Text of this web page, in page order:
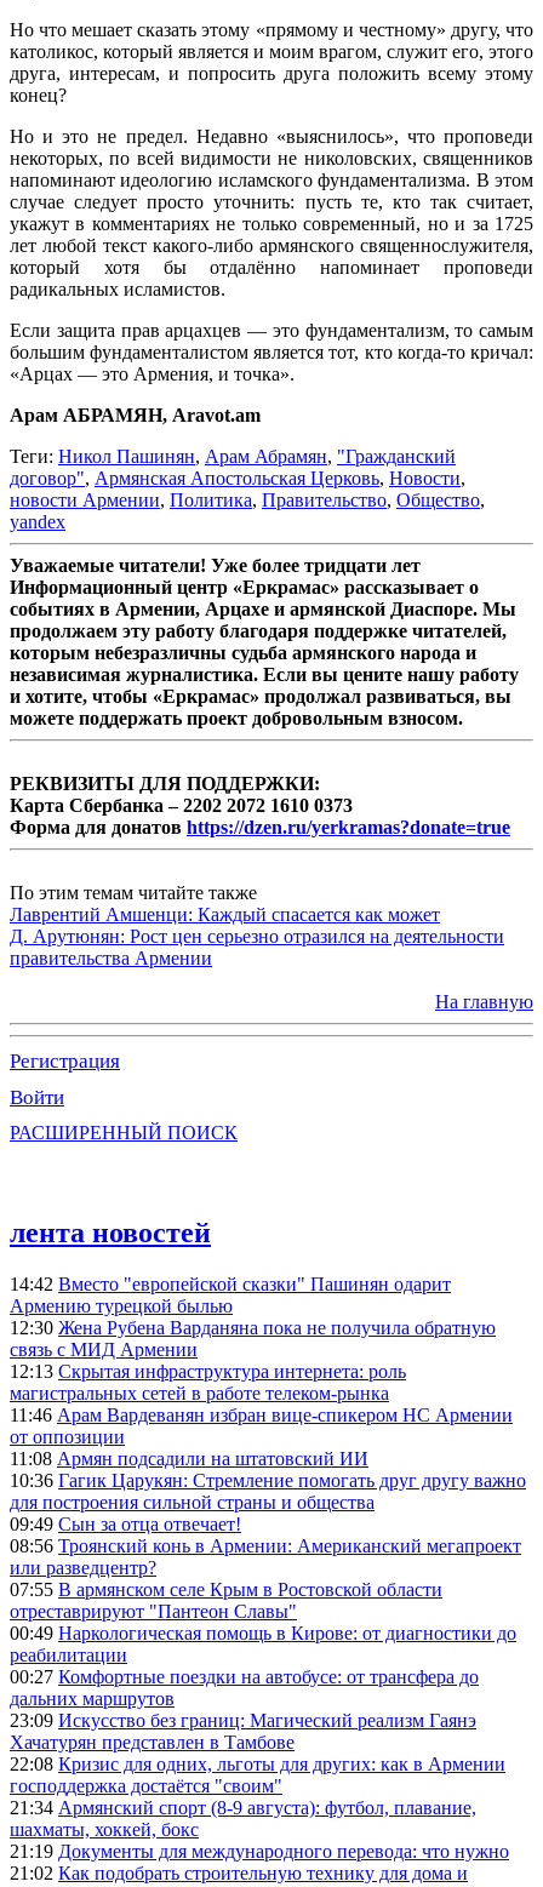
Но что мешает сказать этому «прямому и честному» другу, что
католикос, который является и моим врагом, служит его, этого
друга, интересам, и попросить друга положить всему этому
конец?
Но и это не предел. Недавно «выяснилось», что проповеди
некоторых, по всей видимости не николовских, священников
напоминают идеологию исламского фундаментализма. В этом
случае следует просто уточнить: пусть те, кто так считает,
укажут в комментариях не только современный, но и за 1725
лет любой текст какого-либо армянского священнослужителя,
который хотя бы отдалённо напоминает проповеди
радикальных исламистов.
Если защита прав арцахцев — это фундаментализм, то самым
большим фундаменталистом является тот, кто когда-то кричал:
«Арцах — это Армения, и точка».
Арам АБРАМЯН, Aravot.am
Теги: Никол Пашинян, Арам Абрамян, "Гражданский
договор", Армянская Апостольская Церковь, Новости,
новости Армении, Политика, Правительство, Общество,
yandex
Уважаемые читатели! Уже более тридцати лет
Информационный центр «Еркрамас» рассказывает о
событиях в Армении, Арцахе и армянской Диаспоре. Мы
продолжаем эту работу благодаря поддержке читателей,
которым небезразличны судьба армянского народа и
независимая журналистика. Если вы цените нашу работу
и хотите, чтобы «Еркрамас» продолжал развиваться, вы
можете поддержать проект добровольным взносом.
РЕКВИЗИТЫ ДЛЯ ПОДДЕРЖКИ:
Карта Сбербанка – 2202 2072 1610 0373
Форма для донатов https://dzen.ru/yerkramas?donate=true
По этим темам читайте также
Лаврентий Амшенци: Каждый спасается как может
Д. Арутюнян: Рост цен серьезно отразился на деятельности
правительства Армении
На главную
Регистрация
Войти
РАСШИРЕННЫЙ ПОИСК
лента новостей
14:42 Вместо "европейской сказки" Пашинян одарит
Армению турецкой былью
12:30 Жена Рубена Варданяна пока не получила обратную
связь с МИД Армении
12:13 Скрытая инфраструктура интернета: роль
магистральных сетей в работе телеком-рынка
11:46 Арам Вардеванян избран вице-спикером НС Армении
от оппозиции
11:08 Армян подсадили на штатовский ИИ
10:36 Гагик Царукян: Стремление помогать друг другу важно
для построения сильной страны и общества
09:49 Сын за отца отвечает!
08:56 Троянский конь в Армении: Американский мегапроект
или разведцентр?
07:55 В армянском селе Крым в Ростовской области
отреставрируют "Пантеон Славы"
00:49 Наркологическая помощь в Кирове: от диагностики до
реабилитации
00:27 Комфортные поездки на автобусе: от трансфера до
дальних маршрутов
23:09 Искусство без границ: Магический реализм Гаянэ
Хачатурян представлен в Тамбове
22:08 Кризис для одних, льготы для других: как в Армении
господдержка достаётся "своим"
21:34 Армянский спорт (8-9 августа): футбол, плавание,
шахматы, хоккей, бокс
21:19 Документы для международного перевода: что нужно
21:02 Как подобрать строительную технику для дома и